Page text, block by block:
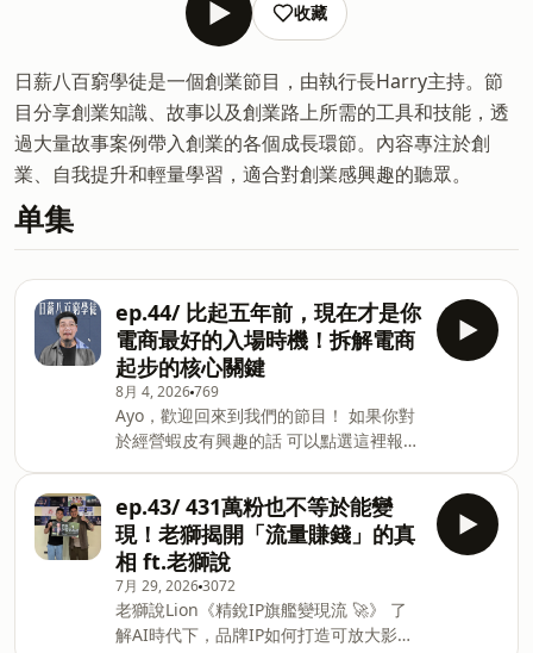
收藏
日薪八百窮學徒是一個創業節目，由執行長Harry主持。節
目分享創業知識、故事以及創業路上所需的工具和技能，透
過大量故事案例帶入創業的各個成長環節。內容專注於創
業、自我提升和輕量學習，適合對創業感興趣的聽眾。
单集
ep.44/ 比起五年前，現在才是你
電商最好的入場時機！拆解電商
起步的核心關鍵
8月 4, 2026769
Ayo，歡迎回來到我們的節目！ 如果你對
於經營蝦皮有興趣的話 可以點選這裡報名
https://mofans2020.us/XFFDQ Harry
Lin 墨樊創顧公司執行長 本業是創業教育
老師，副業做了幾個電商品牌、開了一間
很好吃的居酒屋、同時也是一位內容創作
者。 - 墨樊創顧 是一間創業教育顧問公
司，我們在自媒體平台上的名字大家會比
較熟悉，叫「我媽叫我不要創業」 我們希
ep.43/ 431萬粉也不等於能變
現！老獅揭開「流量賺錢」的真
相 ft.老獅說
7月 29, 20263072
老獅說Lion《精銳IP旗艦變現流 🚀》 了
解AI時代下，品牌IP如何打造可放大影響